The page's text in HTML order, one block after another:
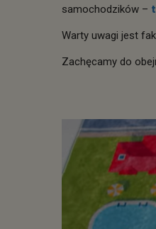
samochodzików –
Warty uwagi jest
Zachęcamy do